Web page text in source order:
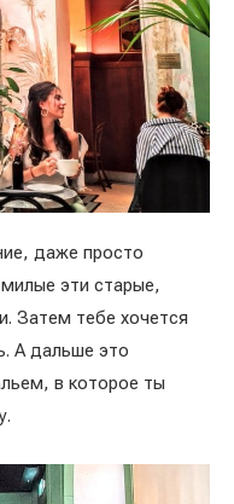
даже просто
эти старые,
Затем тебе хочется
А дальше это
в которое ты